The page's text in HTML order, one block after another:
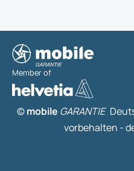
Member of
©mobile GARANTIE
vorbehalten -